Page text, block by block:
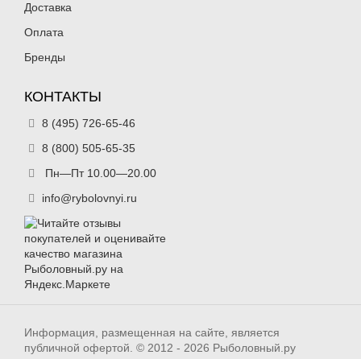
Доставка
Оплата
Бренды
КОНТАКТЫ
8 (495) 726-65-46
8 (800) 505-65-35
Пн—Пт 10.00—20.00
info@rybolovnyi.ru
Информация, размещенная на сайте, является
публичной офертой. © 2012 - 2026 Рыболовный.ру